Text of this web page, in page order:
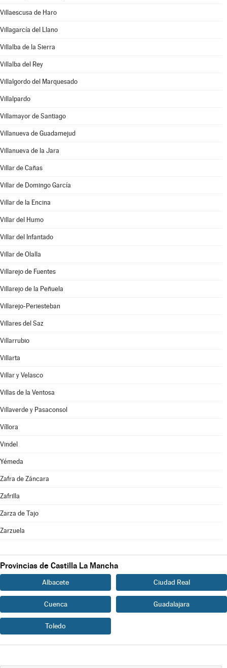
Villaescusa de Haro
Villagarcía del Llano
Villalba de la Sierra
Villalba del Rey
Villalgordo del Marquesado
Villalpardo
Villamayor de Santiago
Villanueva de Guadamejud
Villanueva de la Jara
Villar de Cañas
Villar de Domingo García
Villar de la Encina
Villar del Humo
Villar del Infantado
Villar de Olalla
Villarejo de Fuentes
Villarejo de la Peñuela
Villarejo-Periesteban
Villares del Saz
Villarrubio
Villarta
Villar y Velasco
Villas de la Ventosa
Villaverde y Pasaconsol
Víllora
Vindel
Yémeda
Zafra de Záncara
Zafrilla
Zarza de Tajo
Zarzuela
Provincias de Castilla La Mancha
Albacete Ciudad Real
Cuenca Guadalajara
Toledo